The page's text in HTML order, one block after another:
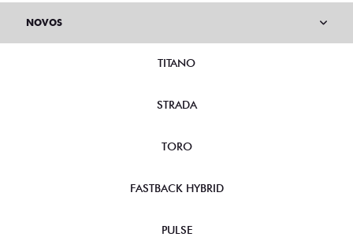
NOVOS
TITANO
STRADA
TORO
FASTBACK HYBRID
PULSE